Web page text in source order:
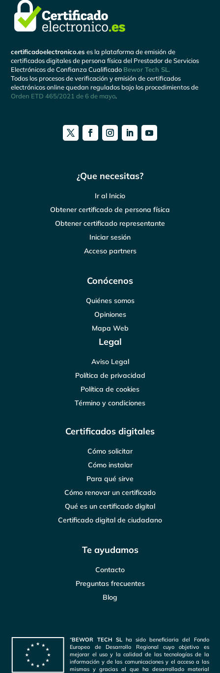
certificadoelectronico.es es la plataforma de emisión de
certificados digitales de persona física del Prestador de Servicios
Electrónicos de Confianza Cualificado Bewor Tech SL.
Todos los procesos de verificación y emisión de certificados
electrónicos online quedan regulados bajo los procedimientos de
Orden ETD 465/2021 de 6 de mayo.
¿Que necesitas?
Ir al Inicio
Obtener certificado de persona física
Obtener certificado representante
Iniciar sesión
Acceso partners
Conócenos
Quiénes somos
Opiniones
Mapa Web
Legal
Aviso Legal
Política de privacidad
Política de cookies
Término y condiciones
Certificados digitales
Cómo solicitar
Cómo instalar
Para qué sirve
Cómo renovar un certificado
Qué es un certificado digital
Certificado digital de ciudadano
Te ayudamos
Contacto
Preguntas frecuentes
Blog
“BEWOR TECH SLha sido beneficiaria del Fondo
Europeo de Desarrollo Regional cuyo objetivo es
mejorar el uso y la calidad de las tecnologías de la
información y de las comunicaciones y el acceso a las
mismas y gracias al que ha desarrollado material